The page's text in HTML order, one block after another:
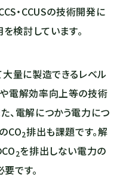
・CCUSの技術開発に
検討しています。
大量に製造できるレベル
電解効率向上等の技術
、電解につかう電力につ
CO2排出も課題です。解
CO2を排出しない電力の
です。